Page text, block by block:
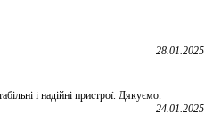
28.01.2025
і надійні пристрої. Дякуємо.
24.01.2025